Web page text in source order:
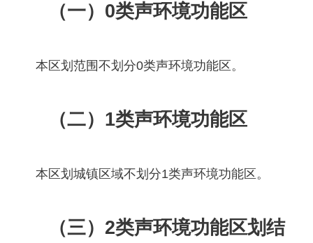
（一） 0类声环境功能区
本区划范围不划分0类声环境功能区。
（二） 1类声环境功能区
本区划城镇区域不划分1类声环境功能区。
（三） 2类声环境功能区划结